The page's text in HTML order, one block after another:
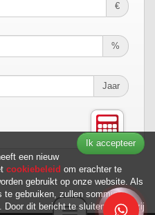
Toggle navigation
€
%
Jaar
Ik accepteer
een nieuw
cookiebeleid om erachter te
gebruikt op onze website. Als
gebruiken, zullen sommige
Door dit bericht te sluiten, en tenzij